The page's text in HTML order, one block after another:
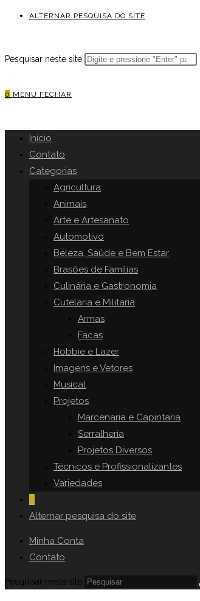
ALTERNAR PESQUISA DO SITE
Pesquisar neste site
0 MENU FECHAR
Inicio
Contato
Categorias
Agricultura
Animais
Arte e Artesanato
Automotivo
Beleza, Saúde e Bem Estar
Brasões de Famílias
Culinária e Gastronomia
Cutelaria e Militaria
Armas
Facas
Hobbie e Lazer
Imagens e Vetores
Musical
Projetos
Marcenaria e Capintaria
Serralheria
Projetos Diversos
Técnicos e Profissionalizantes
Variedades
0
Alternar pesquisa do site
Minha Conta
Contato
Pesquisar neste site